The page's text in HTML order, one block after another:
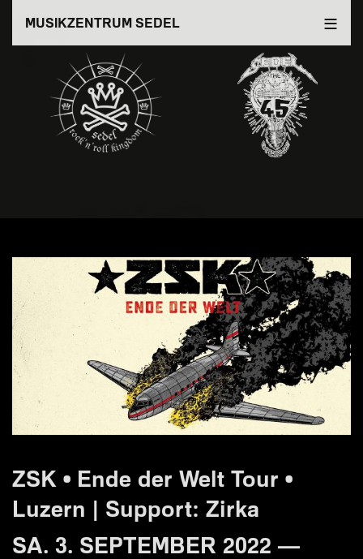
Inhalt
MUSIKZENTRUM SEDEL
ZSK • Ende der Welt Tour •
Luzern | Support: Zirka
SA. 3. SEPTEMBER 2022 —